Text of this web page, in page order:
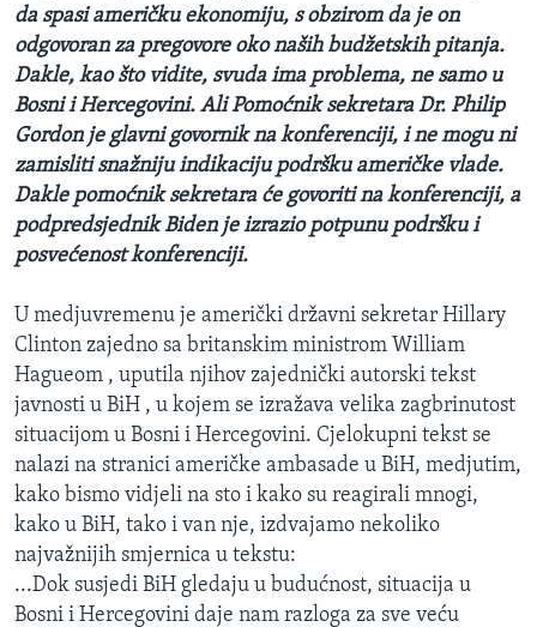
da spasi američku ekonomiju, s obzirom da je on
odgovoran za pregovore oko naših budžetskih pitanja.
Dakle, kao što vidite, svuda ima problema, ne samo u
Bosni i Hercegovini. Ali Pomoćnik sekretara Dr. Philip
Gordon je glavni govornik na konferenciji, i ne mogu ni
zamisliti snažniju indikaciju podršku američke vlade.
Dakle pomoćnik sekretara će govoriti na konferenciji, a
podpredsjednik Biden je izrazio potpunu podršku i
posvećenost konferenciji.
U medjuvremenu je američki državni sekretar Hillary
Clinton zajedno sa britanskim ministrom William
Hagueom , uputila njihov zajednički autorski tekst
javnosti u BiH , u kojem se izražava velika zagbrinutost
situacijom u Bosni i Hercegovini. Cjelokupni tekst se
nalazi na stranici američke ambasade u BiH, medjutim,
kako bismo vidjeli na sto i kako su reagirali mnogi,
kako u BiH, tako i van nje, izdvajamo nekoliko
najvažnijih smjernica u tekstu:
...Dok susjedi BiH gledaju u budućnost, situacija u
Bosni i Hercegovini daje nam razloga za sve veću